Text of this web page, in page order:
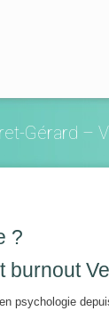
Gérard –
?
burnout
psychologie